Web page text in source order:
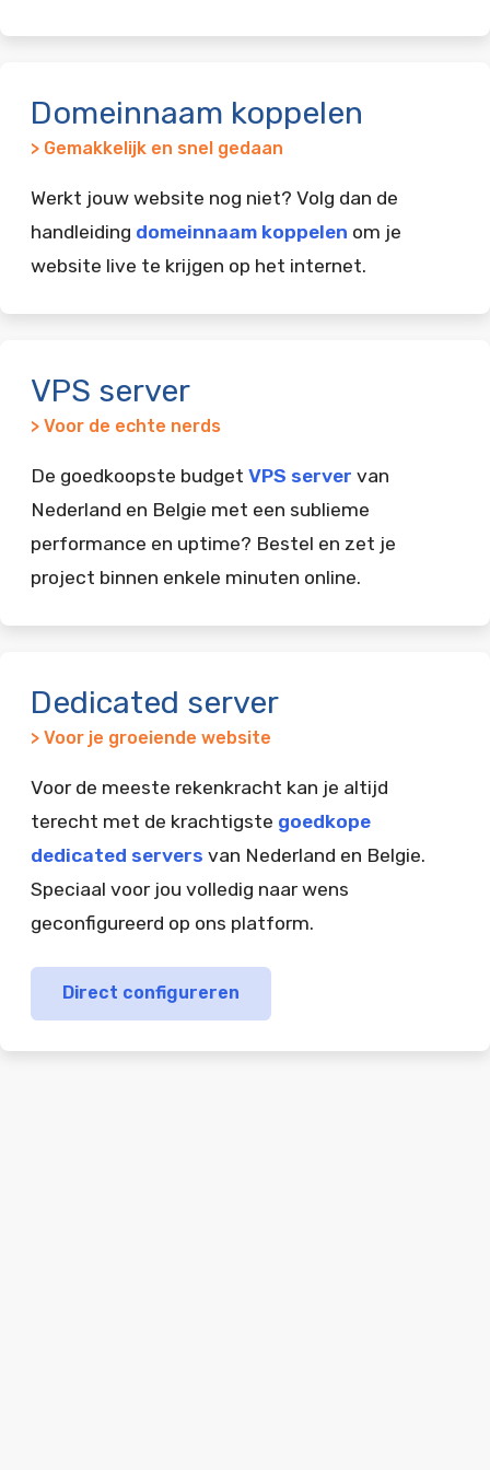
Domeinnaam koppelen
> Gemakkelijk en snel gedaan
Werkt jouw website nog niet? Volg dan de
handleiding domeinnaam koppelen om je
website live te krijgen op het internet.
VPS server
> Voor de echte nerds
De goedkoopste budget VPS server van
Nederland en Belgie met een sublieme
performance en uptime? Bestel en zet je
project binnen enkele minuten online.
Dedicated server
> Voor je groeiende website
Voor de meeste rekenkracht kan je altijd
terecht met de krachtigste goedkope
dedicated servers van Nederland en Belgie.
Speciaal voor jou volledig naar wens
geconfigureerd op ons platform.
Direct configureren